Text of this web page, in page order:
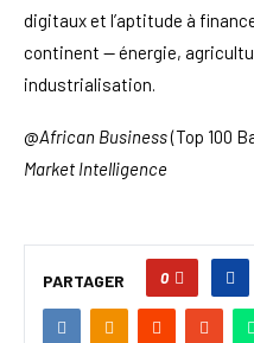
digitaux et l’aptitude à
continent — énergie,
industrialisation.
@African Business(Top 100
Market Intelligence
PARTAGER 0